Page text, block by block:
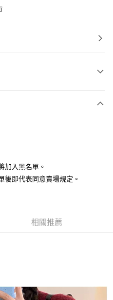
不需儲值。
即可結帳。
加入黑名單。
後即代表同意賣場規定。
相關推薦